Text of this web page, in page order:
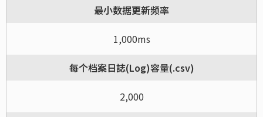
最小数据更新频率
1,000ms
每个档案日誌(Log)容量(.csv)
2,000